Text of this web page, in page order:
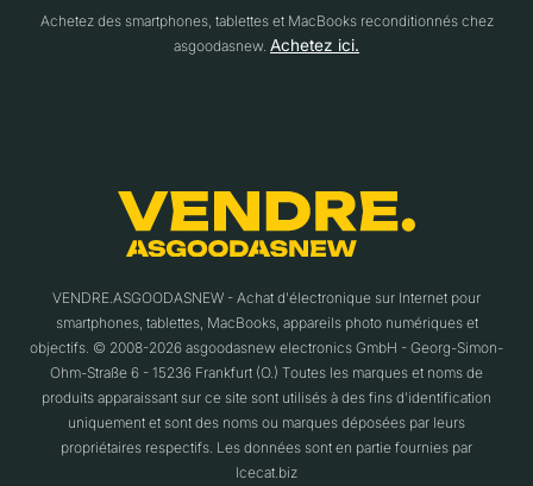
Achetez des smartphones, tablettes et MacBooks reconditionnés chez
asgoodasnew. Achetez ici.
VENDRE.ASGOODASNEW - Achat d'électronique sur Internet pour
smartphones, tablettes, MacBooks, appareils photo numériques et
objectifs. © 2008-2026 asgoodasnew electronics GmbH - Georg-Simon-
Ohm-Straße 6 - 15236 Frankfurt (O.) Toutes les marques et noms de
produits apparaissant sur ce site sont utilisés à des fins d'identification
uniquement et sont des noms ou marques déposées par leurs
propriétaires respectifs. Les données sont en partie fournies par
Icecat.biz